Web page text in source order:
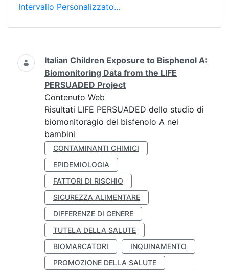
Intervallo Personalizzato…
Ricerca
Italian Children Exposure to Bisphenol A:
Biomonitoring Data from the LIFE
PERSUADED Project
Contenuto Web
Risultati LIFE PERSUADED dello studio di
biomonitoragio del bisfenolo A nei
bambini
CONTAMINANTI CHIMICI
EPIDEMIOLOGIA
FATTORI DI RISCHIO
SICUREZZA ALIMENTARE
DIFFERENZE DI GENERE
TUTELA DELLA SALUTE
BIOMARCATORI
INQUINAMENTO
PROMOZIONE DELLA SALUTE